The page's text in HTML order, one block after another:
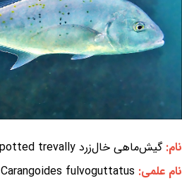
نام:گیش‌ماهی خال‌زرد Yellowspotted trevally
نام علمی: Carangoides fulvoguttatus